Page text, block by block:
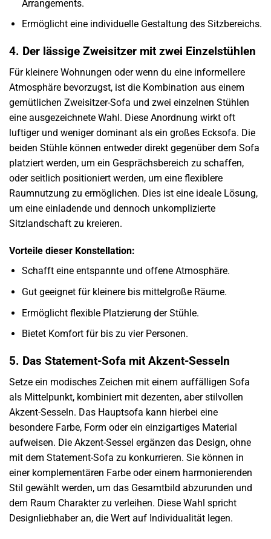
Arrangements.
Ermöglicht eine individuelle Gestaltung des Sitzbereichs.
4. Der lässige Zweisitzer mit zwei Einzelstühlen
Für kleinere Wohnungen oder wenn du eine informellere
Atmosphäre bevorzugst, ist die Kombination aus einem
gemütlichen Zweisitzer-Sofa und zwei einzelnen Stühlen
eine ausgezeichnete Wahl. Diese Anordnung wirkt oft
luftiger und weniger dominant als ein großes Ecksofa. Die
beiden Stühle können entweder direkt gegenüber dem Sofa
platziert werden, um ein Gesprächsbereich zu schaffen,
oder seitlich positioniert werden, um eine flexiblere
Raumnutzung zu ermöglichen. Dies ist eine ideale Lösung,
um eine einladende und dennoch unkomplizierte
Sitzlandschaft zu kreieren.
Vorteile dieser Konstellation:
Schafft eine entspannte und offene Atmosphäre.
Gut geeignet für kleinere bis mittelgroße Räume.
Ermöglicht flexible Platzierung der Stühle.
Bietet Komfort für bis zu vier Personen.
5. Das Statement-Sofa mit Akzent-Sesseln
Setze ein modisches Zeichen mit einem auffälligen Sofa
als Mittelpunkt, kombiniert mit dezenten, aber stilvollen
Akzent-Sesseln. Das Hauptsofa kann hierbei eine
besondere Farbe, Form oder ein einzigartiges Material
aufweisen. Die Akzent-Sessel ergänzen das Design, ohne
mit dem Statement-Sofa zu konkurrieren. Sie können in
einer komplementären Farbe oder einem harmonierenden
Stil gewählt werden, um das Gesamtbild abzurunden und
dem Raum Charakter zu verleihen. Diese Wahl spricht
Designliebhaber an, die Wert auf Individualität legen.